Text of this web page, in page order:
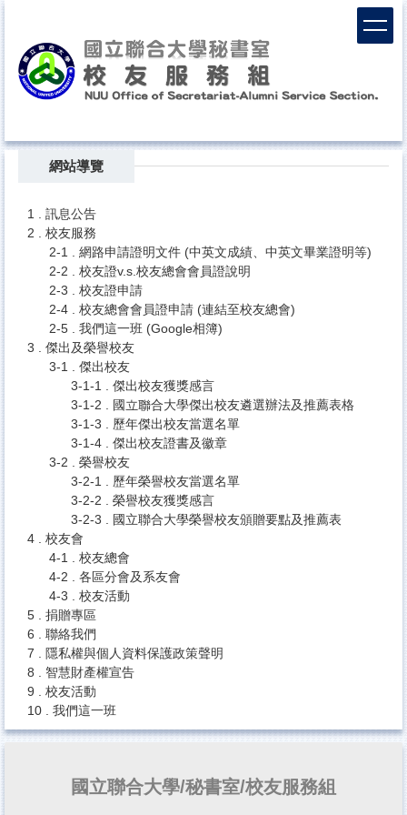
要
網站導覽
1 . 訊息公告
2 . 校友服務
2-1 . 網路申請證明文件 (中英文成績、中英文畢業證明等)
2-2 . 校友證v.s.校友總會會員證說明
2-3 . 校友證申請
2-4 . 校友總會會員證申請 (連結至校友總會)
2-5 . 我們這一班 (Google相簿)
3 . 傑出及榮譽校友
3-1 . 傑出校友
3-1-1 . 傑出校友獲獎感言
3-1-2 . 國立聯合大學傑出校友遴選辦法及推薦表格
3-1-3 . 歷年傑出校友當選名單
3-1-4 . 傑出校友證書及徽章
3-2 . 榮譽校友
3-2-1 . 歷年榮譽校友當選名單
3-2-2 . 榮譽校友獲獎感言
3-2-3 . 國立聯合大學榮譽校友頒贈要點及推薦表
4 . 校友會
4-1 . 校友總會
4-2 . 各區分會及系友會
4-3 . 校友活動
5 . 捐贈專區
6 . 聯絡我們
7 . 隱私權與個人資料保護政策聲明
8 . 智慧財產權宣告
9 . 校友活動
10 . 我們這一班
國立聯合大學/秘書室/校友服務組